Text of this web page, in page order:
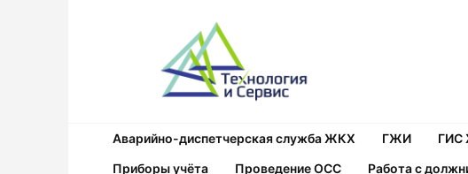
Аварийно-диспетчерская служба ЖКХ ГЖИ ГИС
Приборы учёта
Проведение ОСС Работа с